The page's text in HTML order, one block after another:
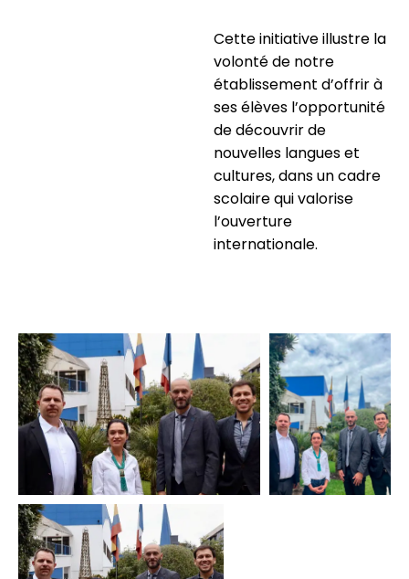
Cette initiative illustre la
volonté de notre
établissement d’offrir à
ses élèves l’opportunité
de découvrir de
nouvelles langues et
cultures, dans un cadre
scolaire qui valorise
l’ouverture
internationale.